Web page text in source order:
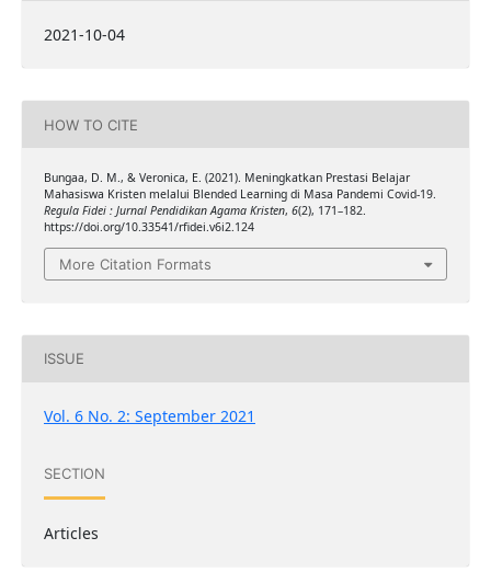
2021-10-04
HOW TO CITE
Bungaa, D. M., & Veronica, E. (2021). Meningkatkan Prestasi Belajar
Mahasiswa Kristen melalui Blended Learning di Masa Pandemi Covid-19.
Regula Fidei : Jurnal Pendidikan Agama Kristen, 6(2), 171–182.
https://doi.org/10.33541/rfidei.v6i2.124
More Citation Formats
ISSUE
Vol. 6 No. 2: September 2021
SECTION
Articles